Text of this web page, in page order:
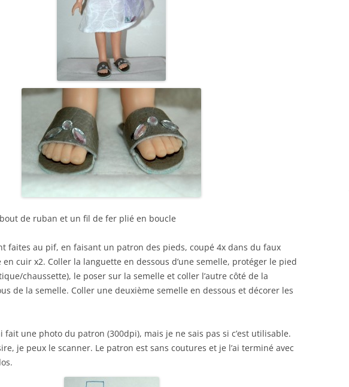
de ruban et un fil de fer plié en boucle
faites au pif, en faisant un patron des pieds, coupé 4x dans du faux
cuir x2. Coller la languette en dessous d’une semelle, protéger le pied
chaussette), le poser sur la semelle et coller l’autre côté de la
de la semelle. Coller une deuxième semelle en dessous et décorer les
fait une photo du patron (300dpi), mais je ne sais pas si c’est utilisable.
je peux le scanner. Le patron est sans coutures et je l’ai terminé avec